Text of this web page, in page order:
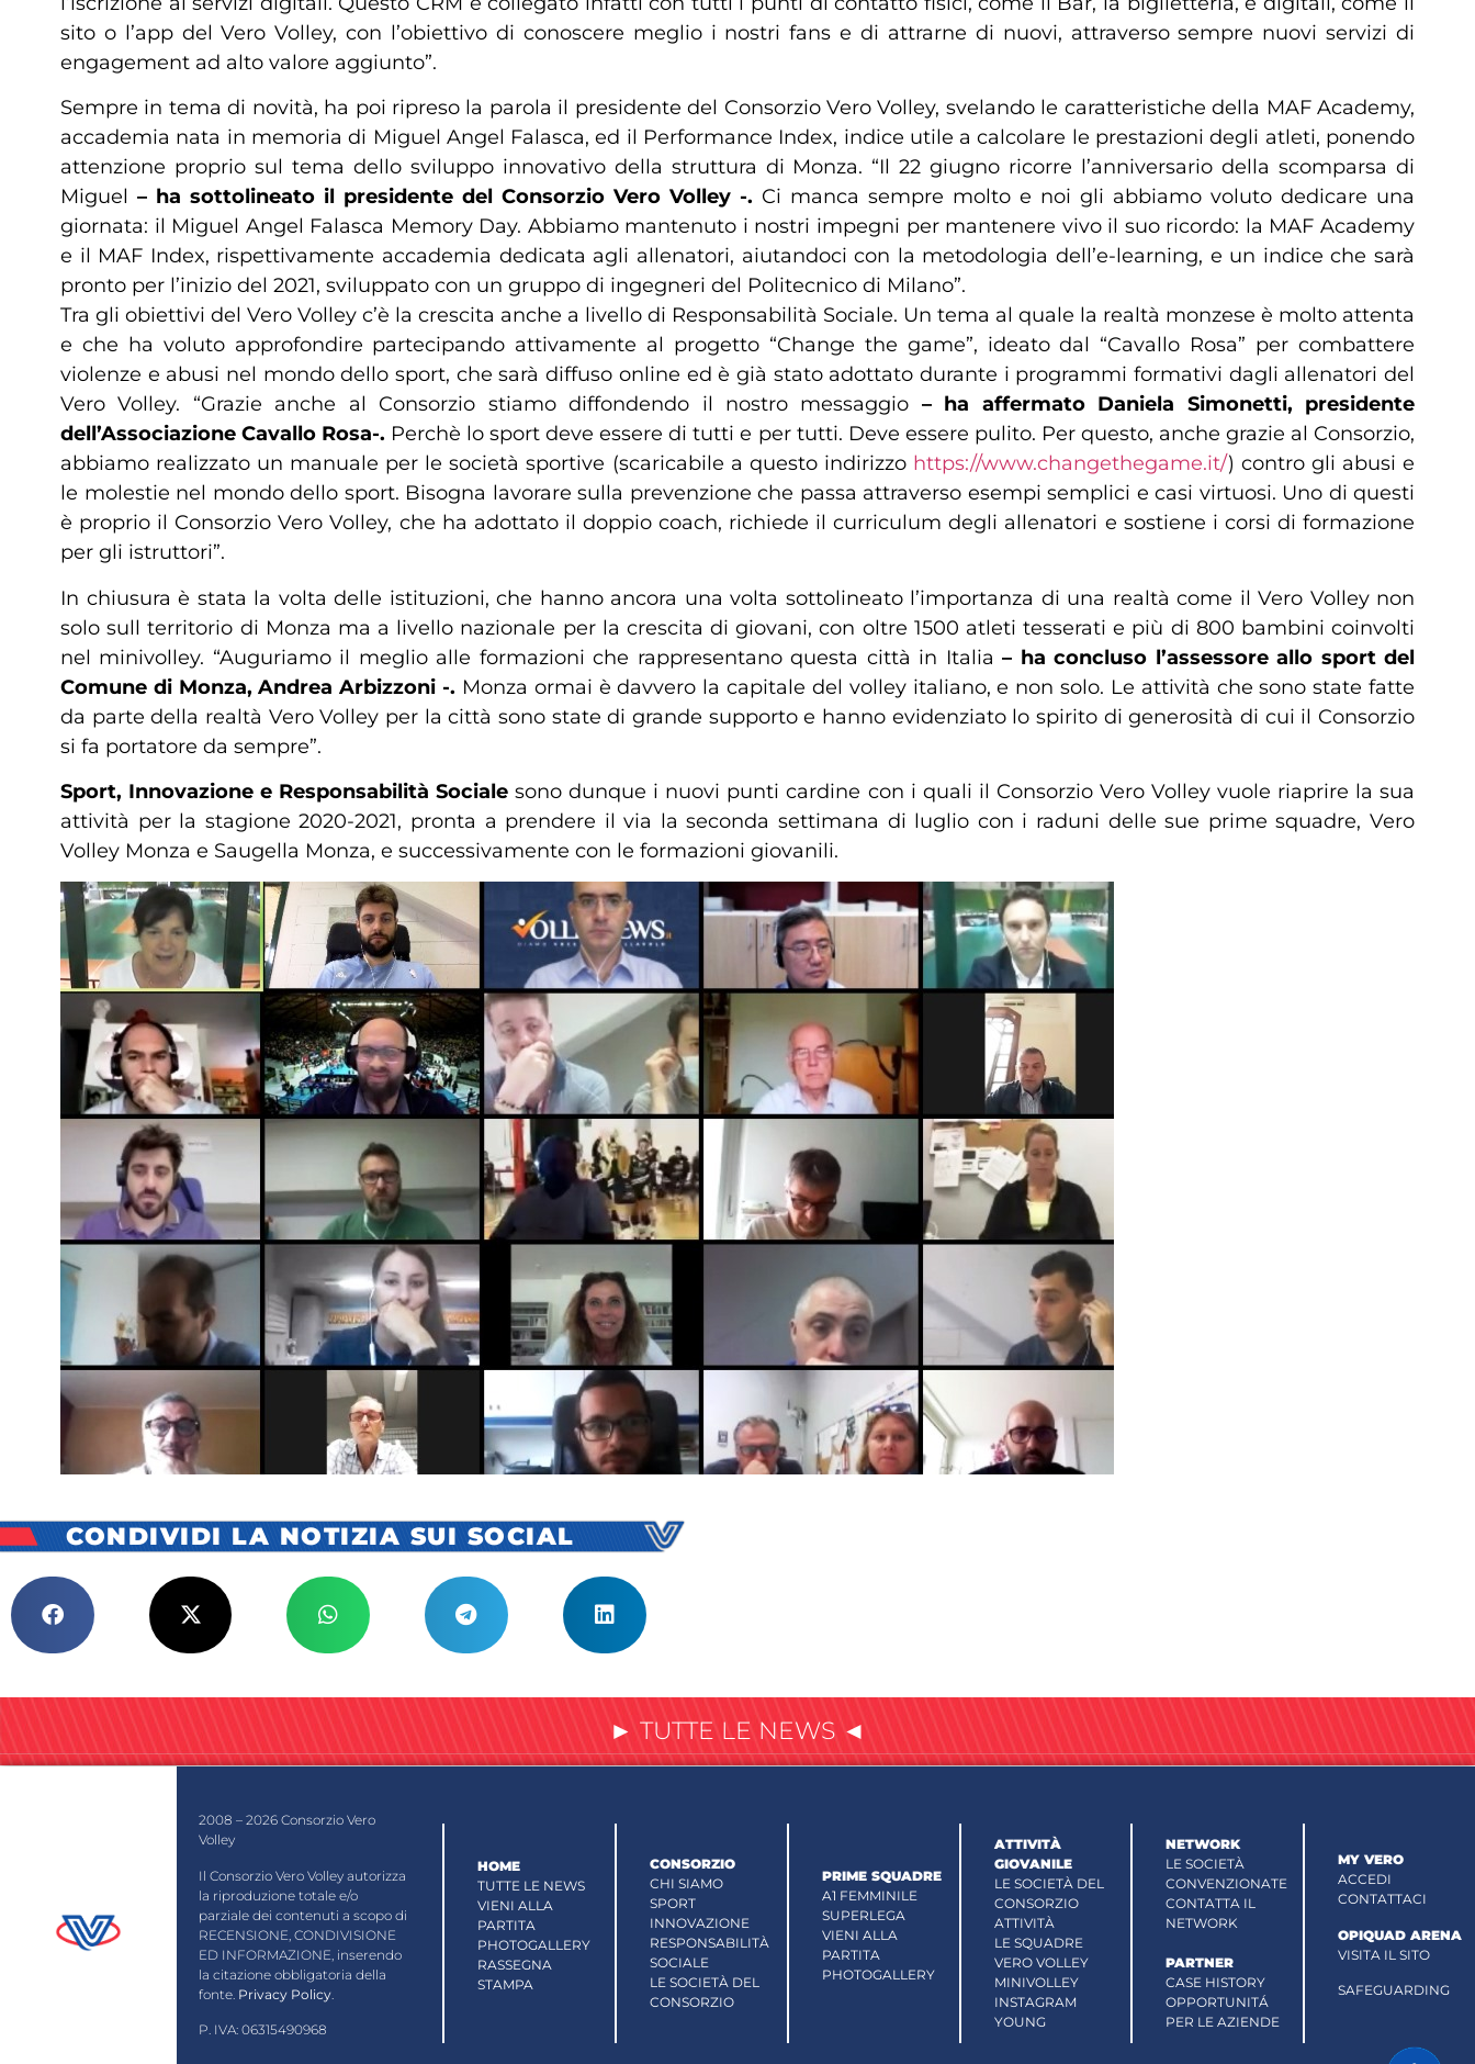
sito o l’app del Vero Volley, con l’obiettivo di conoscere meglio i nostri fans e di attrarne di nuovi, attraverso sempre nuovi servizi di
engagement ad alto valore aggiunto”.
Sempre in tema di novità, ha poi ripreso la parola il presidente del Consorzio Vero Volley, svelando le caratteristiche della MAF Academy,
accademia nata in memoria di Miguel Angel Falasca, ed il Performance Index, indice utile a calcolare le prestazioni degli atleti, ponendo
attenzione proprio sul tema dello sviluppo innovativo della struttura di Monza. “Il 22 giugno ricorre l’anniversario della scomparsa di
Miguel – ha sottolineato il presidente del Consorzio Vero Volley -. Ci manca sempre molto e noi gli abbiamo voluto dedicare una
giornata: il Miguel Angel Falasca Memory Day. Abbiamo mantenuto i nostri impegni per mantenere vivo il suo ricordo: la MAF Academy
e il MAF Index, rispettivamente accademia dedicata agli allenatori, aiutandoci con la metodologia dell’e-learning, e un indice che sarà
pronto per l’inizio del 2021, sviluppato con un gruppo di ingegneri del Politecnico di Milano”.
Tra gli obiettivi del Vero Volley c’è la crescita anche a livello di Responsabilità Sociale. Un tema al quale la realtà monzese è molto attenta
e che ha voluto approfondire partecipando attivamente al progetto “Change the game”, ideato dal “Cavallo Rosa” per combattere
violenze e abusi nel mondo dello sport, che sarà diffuso online ed è già stato adottato durante i programmi formativi dagli allenatori del
Vero Volley. “Grazie anche al Consorzio stiamo diffondendo il nostro messaggio – ha affermato Daniela Simonetti, presidente
dell’Associazione Cavallo Rosa-. Perchè lo sport deve essere di tutti e per tutti. Deve essere pulito. Per questo, anche grazie al Consorzio,
abbiamo realizzato un manuale per le società sportive (scaricabile a questo indirizzo https://www.changethegame.it/) contro gli abusi e
le molestie nel mondo dello sport. Bisogna lavorare sulla prevenzione che passa attraverso esempi semplici e casi virtuosi. Uno di questi
è proprio il Consorzio Vero Volley, che ha adottato il doppio coach, richiede il curriculum degli allenatori e sostiene i corsi di formazione
per gli istruttori”.
In chiusura è stata la volta delle istituzioni, che hanno ancora una volta sottolineato l’importanza di una realtà come il Vero Volley non
solo sull territorio di Monza ma a livello nazionale per la crescita di giovani, con oltre 1500 atleti tesserati e più di 800 bambini coinvolti
nel minivolley. “Auguriamo il meglio alle formazioni che rappresentano questa città in Italia– ha concluso l’assessore allo sport del
Comune di Monza, Andrea Arbizzoni -. Monza ormai è davvero la capitale del volley italiano, e non solo. Le attività che sono state fatte
da parte della realtà Vero Volley per la città sono state di grande supporto e hanno evidenziato lo spirito di generosità di cui il Consorzio
si fa portatore da sempre”.
Sport, Innovazione e Responsabilità Sociale sono dunque i nuovi punti cardine con i quali il Consorzio Vero Volley vuole riaprire la sua
attività per la stagione 2020-2021, pronta a prendere il via la seconda settimana di luglio con i raduni delle sue prime squadre, Vero
Volley Monza e Saugella Monza, e successivamente con le formazioni giovanili.
CONDIVIDI LA NOTIZIA SUI SOCIAL
► TUTTE LE NEWS ◄
2008 – 2026 Consorzio Vero
Volley
Il Consorzio Vero Volley autorizza
la riproduzione totale e/o
parziale dei contenuti a scopo di
RECENSIONE, CONDIVISIONE
ED INFORMAZIONE, inserendo
la citazione obbligatoria della
fonte. Privacy Policy
P. IVA: 06315490968
HOME
TUTTE LE NEWS
VIENI ALLA
PARTITA
PHOTOGALLERY
RASSEGNA
STAMPA
CONSORZIO
CHI SIAMO
SPORT
INNOVAZIONE
RESPONSABILITÀ
SOCIALE
LE SOCIETÀ DEL
CONSORZIO
PRIME SQUADRE
A1 FEMMINILE
SUPERLEGA
VIENI ALLA
PARTITA
PHOTOGALLERY
ATTIVITÀ
GIOVANILE
LE SOCIETÀ DEL
CONSORZIO
ATTIVITÀ
LE SQUADRE
VERO VOLLEY
MINIVOLLEY
INSTAGRAM
YOUNG
NETWORK
LE SOCIETÀ
CONVENZIONATE
CONTATTA IL
NETWORK
PARTNER
CASE HISTORY
OPPORTUNITÁ
PER LE AZIENDE
MY VERO
ACCEDI
CONTATTACI
OPIQUAD ARENA
VISITA IL SITO
SAFEGUARDING